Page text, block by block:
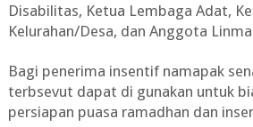
Disabilitas, Ketua Lembaga Adat,
Kelurahan/Desa, dan Anggota
Bagi penerima insentif namapak
terbsevut dapat di gunakan untuk
persiapan puasa ramadhan dan